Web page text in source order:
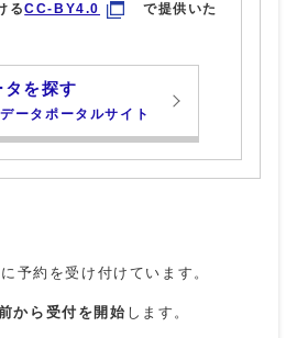
るCC-BY4.0
で提供いた
を探す
ータポータルサイト
予約を受け付けています。
から受付を開始 します。